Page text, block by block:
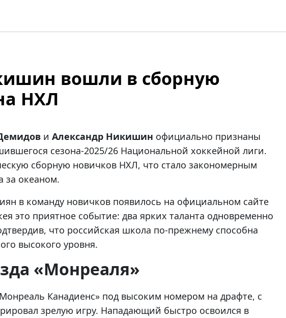
вошли в сборную
НХЛ
и Александр Никишин официально признаны
сезона-2025/26 Национальной хоккейной лиги.
сборную новичков НХЛ, что стало закономерным
за океаном.
в команду новичков появилось на официальном сайте
это приятное событие: два ярких таланта одновременно
что российская школа по-прежнему способна
высокого уровня.
«Монреаля»
Канадиенс» под высоким номером на драфте, с
зрелую игру. Нападающий быстро освоился в